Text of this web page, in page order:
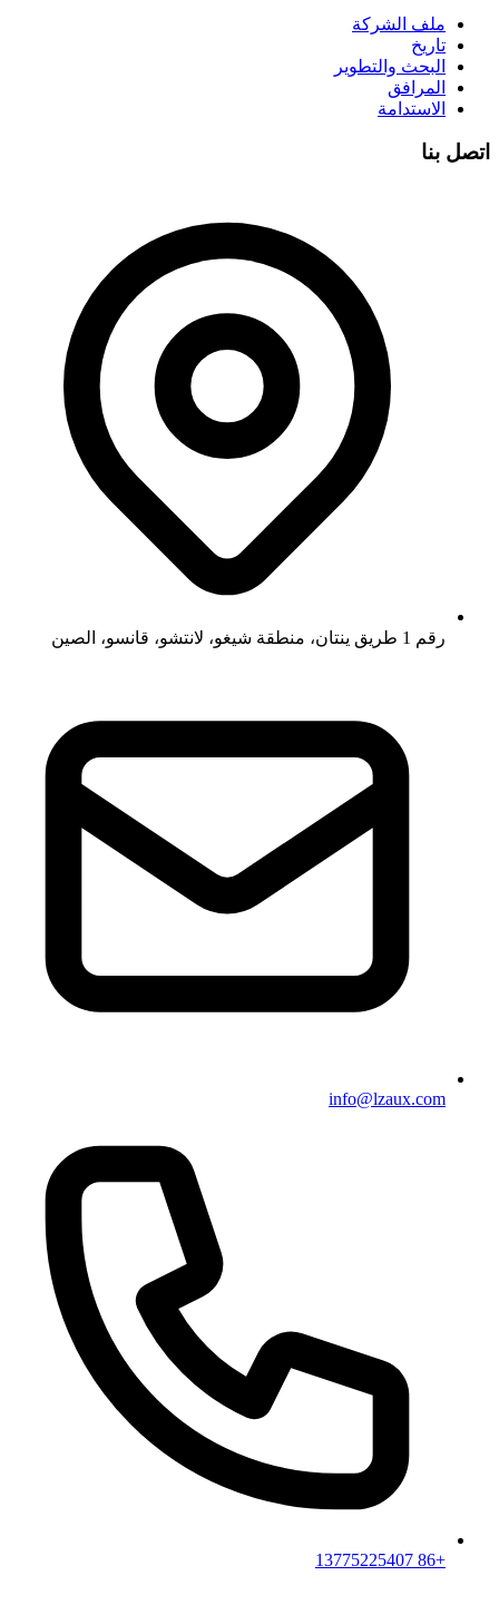
ملف الشركة
تاريخ
البحث والتطوير
المرافق
الاستدامة
اتصل بنا
رقم 1 طريق ينتان، منطقة شيغو، لانتشو، قانسو، الصين
info@lzaux.com
+86 13775225407